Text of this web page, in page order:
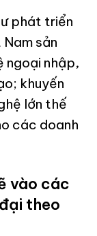
phát triển
sản
ngoại nhập,
khuyến
lớn thế
các doanh
vào các
theo